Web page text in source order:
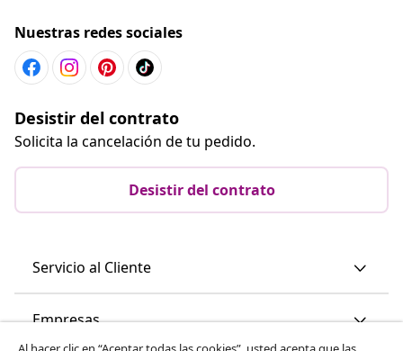
Nuestras redes sociales
Desistir del contrato
Solicita la cancelación de tu pedido.
Desistir del contrato
Servicio al Cliente
Empresas